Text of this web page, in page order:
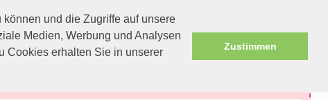
und die Zugriffe auf unsere
Medien, Werbung und Analysen
Cookies erhalten Sie in unserer
Zustimmen